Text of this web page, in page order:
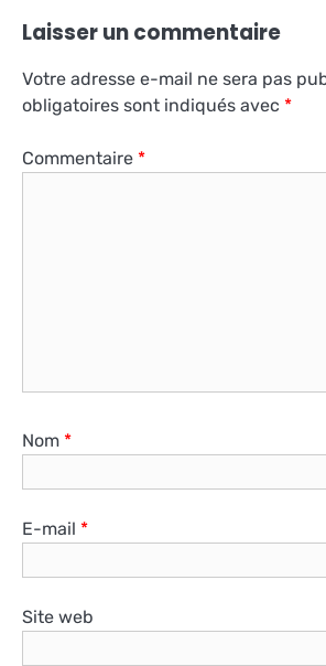
Laisser un commentaire
Votre adresse e-mail ne sera pas
obligatoires sont indiqués avec *
Commentaire *
Nom *
E-mail *
Site web